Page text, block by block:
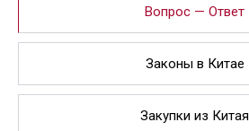
Вопрос — Ответ
Законы в Китае
Закупки из Китая